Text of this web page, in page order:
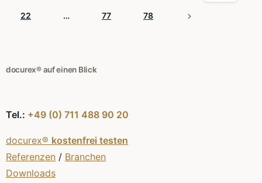
22 … 77 78
docurex® auf einen Blick
Tel.: +49 (0) 711 488 90 20
docurex® kostenfrei testen
Referenzen / Branchen
Downloads